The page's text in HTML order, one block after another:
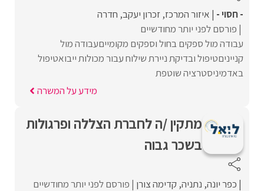
- חסוי - איזור המרכז זכרון יעקב חדרה
פורסם לפני יותר מחודשיים
עבודה מול ספקים בחול וספקים מקומייםעבודה מול
קנייניםטיפול ובדיקת ניירת שילוח עבור מכולות ייבואטיפול
באדמיניסטרציה שוטפת
מידע על המשרה
מתקין /ה לחברת הצללה ופרגולות
בשכר גבוה
כפר יונה נתניה קדימה צורן פורסם לפני יותר מחודשיים